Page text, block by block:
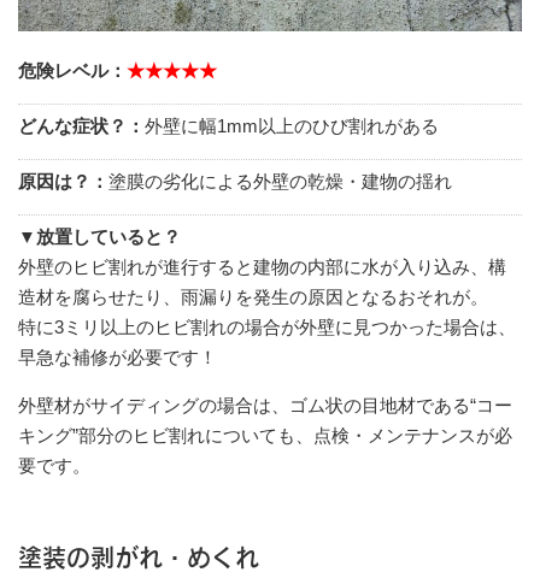
危険レベル： ★★★★★
どんな症状？： 外壁に幅1mm以上のひび割れがある
原因は？： 塗膜の劣化による外壁の乾燥・建物の揺れ
▼放置していると？
外壁のヒビ割れが進行すると建物の内部に水が入り込み、構
造材を腐らせたり、雨漏りを発生の原因となるおそれが。
特に3ミリ以上のヒビ割れの場合が外壁に見つかった場合は、
早急な補修が必要です！
外壁材がサイディングの場合は、ゴム状の目地材である“コー
キング”部分のヒビ割れについても、点検・メンテナンスが必
要です。
塗装の剥がれ・めくれ